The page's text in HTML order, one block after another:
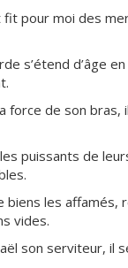
fit pour moi des
s’étend d’âge
force de son bras,
puissants de
biens les affamés,
vides.
son serviteur, il